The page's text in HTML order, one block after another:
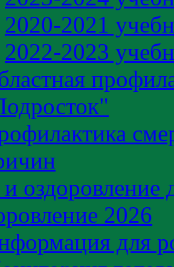
2020-2021
2022-2023
оздоровление
2026
для